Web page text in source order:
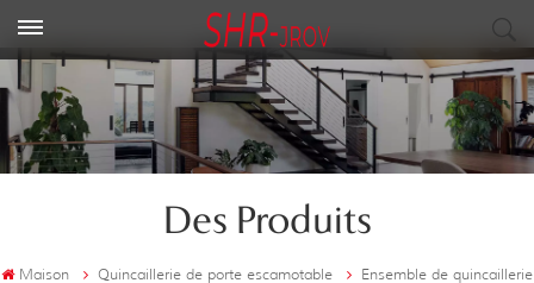
Des Produits
Maison Quincaillerie de porte escamotable
Ensemble de quincaillerie